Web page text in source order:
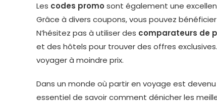
Les codes promosont également une
Grâce à divers coupons, vous pouvez
N’hésitez pas à utiliser des comparateurs de
et des hôtels pour trouver des offres
voyager à moindre prix.
Dans un monde où partir en voyage est
essentiel de savoir comment dénicher les